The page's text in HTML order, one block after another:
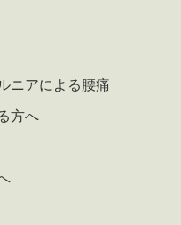
ニアによる腰痛
方へ